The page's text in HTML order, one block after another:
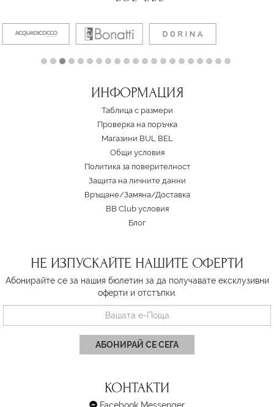
ИНФОРМАЦИЯ
Таблица с размери
Проверка на поръчка
Магазини BUL BEL
Oбщи условия
Политика за поверителност
Защита на личните данни
Връщане/Замяна/Доставка
BB Club условия
Блог
НЕ ИЗПУСКАЙТЕ НАШИТЕ ОФЕРТИ
Абонирайте се за нашия бюлетин за да получавате ексклузивни
оферти и отстъпки.
АБОНИРАЙ СЕ СЕГА
КОНТАКТИ